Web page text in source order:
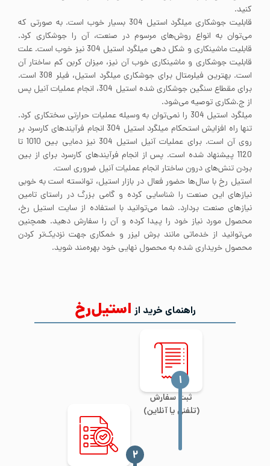
کنید.
قابلیت جوشکاری میلگرد استیل 304 بسیار خوب است. به صورتی که
می‌توان به انواع روش‌های مرسوم در صنعت، آن را جوشکاری کرد.
قابلیت ماشینکاری و شکل دهی میلگرد استیل 304 نیز خوب است. علت
قابلیت جوشکاری و ماشینکاری خوب آن نیز، میزان کربن کم ساختار آن
است. بهترین فیلرمتال برای جوشکاری میلگرد استیل، فیلر 308 است.
برای مقطاع سنگین جوشکاری شده استیل 304، انجام عملیات آنیل پس
از ج.شکاری توصیه می‌شود.
میلگرد استیل 304 را نمی‌توان به وسیله عملیات حرارتی سختکاری کرد.
تنها راه افزایش استحکام میلگرد استیل 304 انجام فرآیندهای کارسرد بر
روی آن است. برای عملیات آنیل استیل 304 نیز دمایی بین 1010 تا
1120 پیشنهاد شده است. پس از انجام فرآیندهای کارسرد برای از بین
بردن تنش‌های درون ساختار انجام عملیات آنیل ضروری است.
استیل رخ با سال‌ها حضور فعال در بازار استیل، توانسته است به خوبی
نیاز‌های این صنعت را شناسایی کرده و گامی بزرگ در راستای تامین
نیاز‌های صنعت بردارد. شما می‌توانید با استفاده از سایت استیل رخ،
محصول مورد نیاز خود را پیدا کرده و آن‌ را سفارش دهید. همچنین
می‌توانید از خدماتی مانند برش لیزر و خمکاری جهت نزدیک‌تر کردن
محصول خریداری شده به محصول نهایی خود بهره‌مند شوید.
راهنمای خرید از استیل‌رخ
ثبت سفارش
(تلفنی یا آنلاین)
‍۱
‍۲